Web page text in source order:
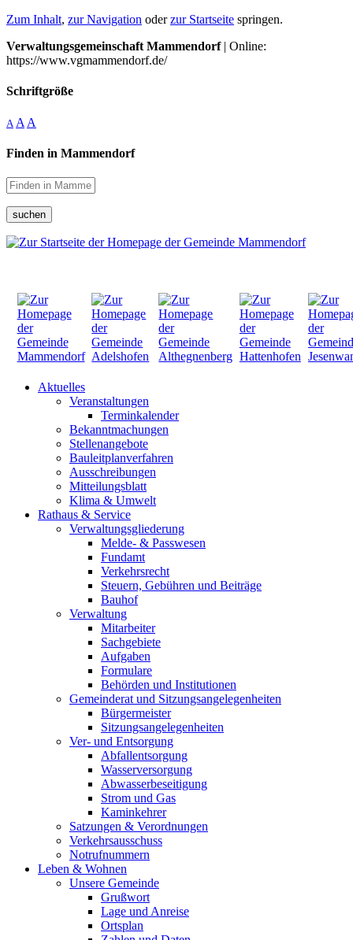
Zum Inhalt, zur Navigation oderzur Startseite springen.
Verwaltungsgemeinschaft Mammendorf| Online:
https://www.vgmammendorf.de/
Schriftgröße
A A A
Finden in Mammendorf
suchen
Aktuelles
Veranstaltungen
Terminkalender
Bekanntmachungen
Stellenangebote
Bauleitplanverfahren
Ausschreibungen
Mitteilungsblatt
Klima & Umwelt
Rathaus & Service
Verwaltungsgliederung
Melde- & Passwesen
Fundamt
Verkehrsrecht
Steuern, Gebühren und Beiträge
Bauhof
Verwaltung
Mitarbeiter
Sachgebiete
Aufgaben
Formulare
Behörden und Institutionen
Gemeinderat und Sitzungsangelegenheiten
Bürgermeister
Sitzungsangelegenheiten
Ver- und Entsorgung
Abfallentsorgung
Wasserversorgung
Abwasserbeseitigung
Strom und Gas
Kaminkehrer
Satzungen & Verordnungen
Verkehrsausschuss
Notrufnummern
Leben & Wohnen
Unsere Gemeinde
Grußwort
Lage und Anreise
Ortsplan